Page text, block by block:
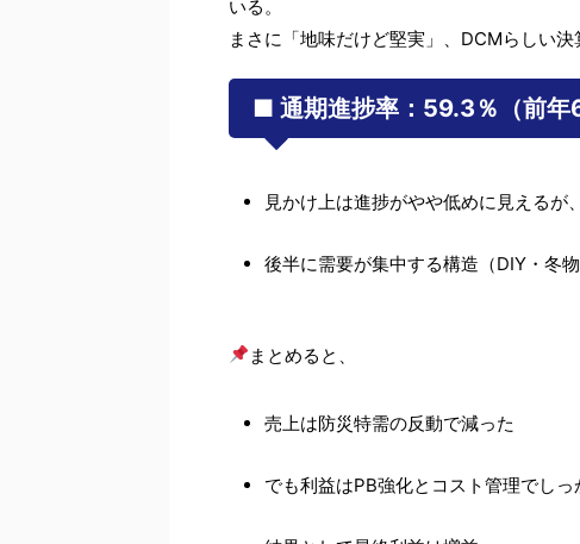
いる。
まさに「地味だけど堅実」、DCMらしい決
■ 通期進捗率：59.3％（前年
見かけ上は進捗がやや低めに見えるが
後半に需要が集中する構造（DIY・冬
まとめると、
売上は防災特需の反動で減った
でも利益はPB強化とコスト管理でしっ